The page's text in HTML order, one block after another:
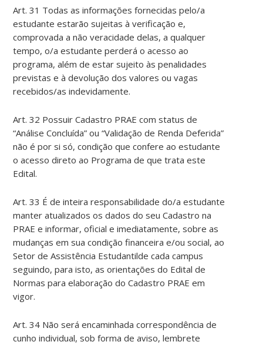
Art. 31 Todas as informações fornecidas pelo/a
estudante estarão sujeitas à verificação e,
comprovada a não veracidade delas, a qualquer
tempo, o/a estudante perderá o acesso ao
programa, além de estar sujeito às penalidades
previstas e à devolução dos valores ou vagas
recebidos/as indevidamente.
Art. 32 Possuir Cadastro PRAE com status de
“Análise Concluída” ou “Validação de Renda Deferida”
não é por si só, condição que confere ao estudante
o acesso direto ao Programa de que trata este
Edital.
Art. 33 É de inteira responsabilidade do/a estudante
manter atualizados os dados do seu Cadastro na
PRAE e informar, oficial e imediatamente, sobre as
mudanças em sua condição financeira e/ou social, ao
Setor de Assistência Estudantilde cada campus
seguindo, para isto, as orientações do Edital de
Normas para elaboração do Cadastro PRAE em
vigor.
Art. 34 Não será encaminhada correspondência de
cunho individual, sob forma de aviso, lembrete